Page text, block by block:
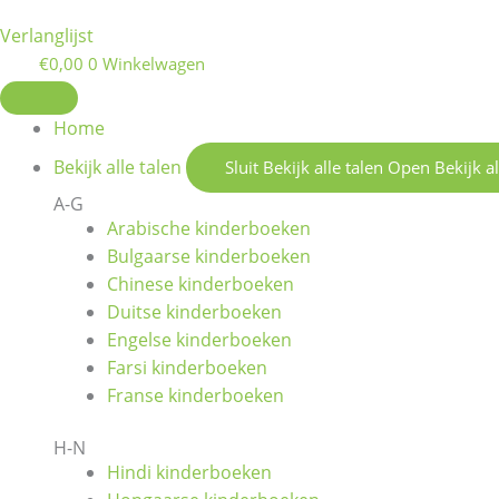
Verlanglijst
€0,00 0 Winkelwagen
Home
Bekijk alle talen
Sluit Bekijk alle talen Open Bekijk
A-G
Arabische kinderboeken
Bulgaarse kinderboeken
Chinese kinderboeken
Duitse kinderboeken
Engelse kinderboeken
Farsi kinderboeken
Franse kinderboeken
H-N
Hindi kinderboeken